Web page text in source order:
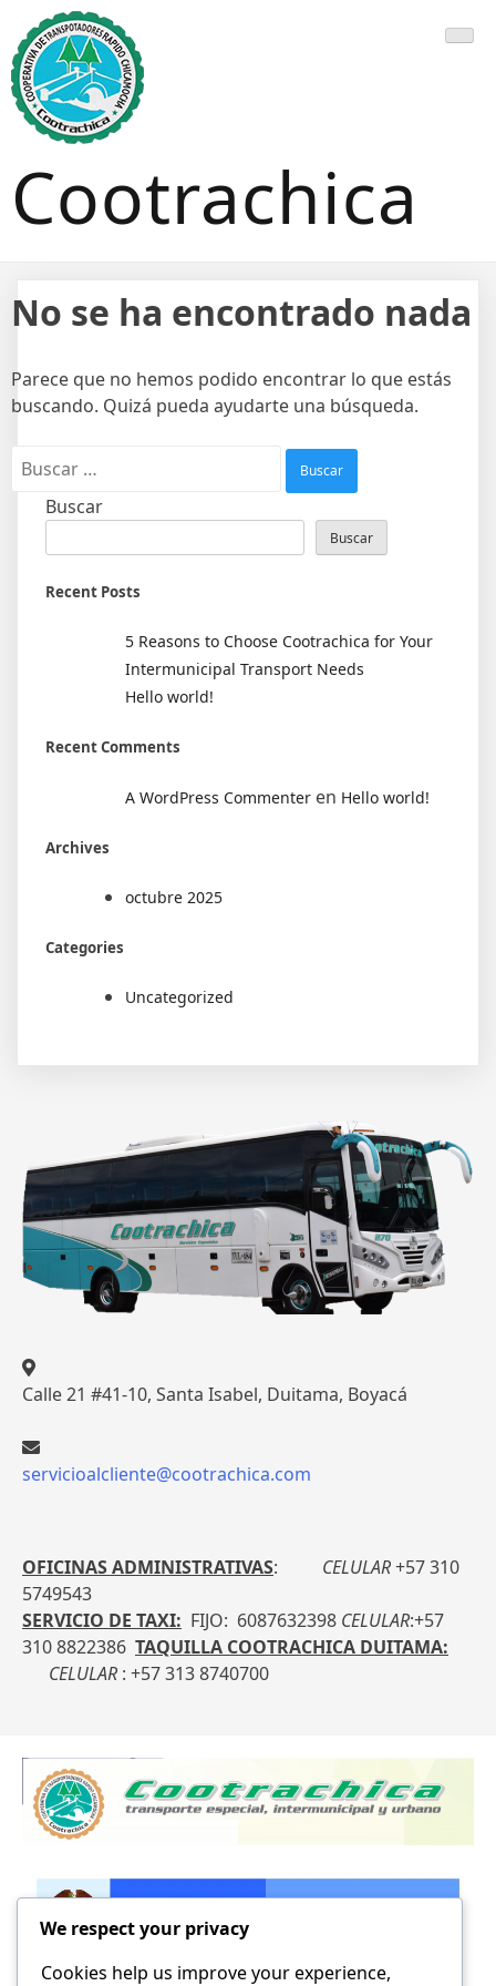
Cootrachica
No se ha encontrado nada
Parece que no hemos podido encontrar lo que estás
buscando. Quizá pueda ayudarte una búsqueda.
Buscar
Buscar
Recent Posts
5 Reasons to Choose Cootrachica for Your
Intermunicipal Transport Needs
Hello world!
Recent Comments
A WordPress Commenter en Hello world!
Archives
octubre 2025
Categories
Uncategorized
Calle 21 #41-10, Santa Isabel, Duitama, Boyacá
servicioalcliente@cootrachica.com
OFICINAS ADMINISTRATIVAS: CELULAR+57 310
5749543
SERVICIO DE TAXI: FIJO: 6087632398 CELULAR:+57
310 8822386 TAQUILLA COOTRACHICA DUITAMA:
CELULAR : +57 313 8740700
We respect your privacy
Cookies help us improve your experience,